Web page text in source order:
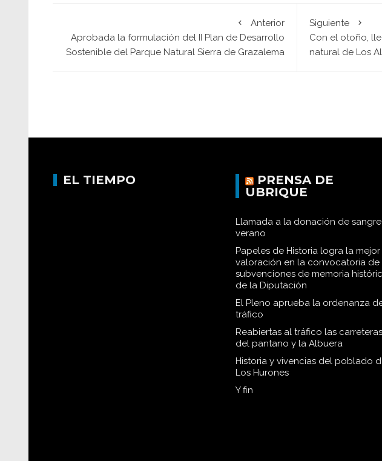
Anterior
Aprobada la formulación del II Plan de Desarrollo
Sostenible del Parque Natural Sierra de Grazalema
Siguiente
Con el otoño,
natural de Los
EL TIEMPO
PRENSA DE
UBRIQUE
Llamada a la donación de
verano
Papeles de Historia logra la mejor
valoración en la convocatoria de
subvenciones de memoria
de la Diputación
El Pleno aprueba la ordenanza
tráfico
Reabiertas al tráfico las carreteras
del pantano y la Albuera
Historia y vivencias del poblado
Los Hurones
Y fin